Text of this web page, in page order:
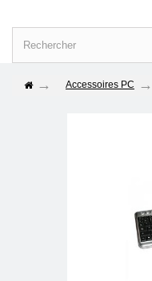
Accessoires PC